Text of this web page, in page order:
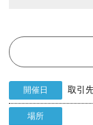
開催日 取引
場所